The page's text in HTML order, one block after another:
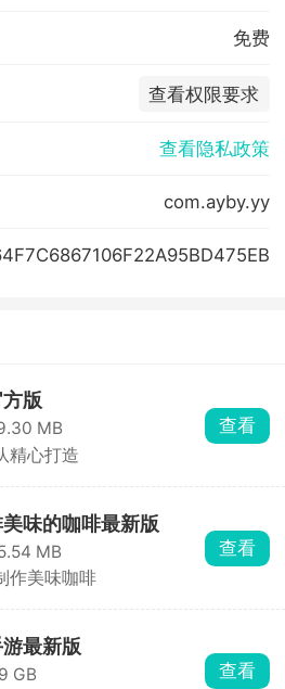
免费
查看权限要求
查看隐私政策
com.ayby.yy
版
MB
精心打造
查看
味的咖啡最新版
MB
作美味咖啡
查看
最新版
GB
查看